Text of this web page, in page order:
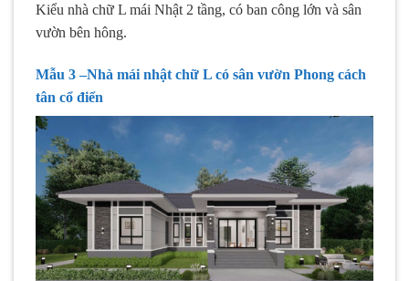
Kiểu nhà chữ L mái Nhật 2 tầng, có ban công lớn và sân
vườn bên hông.
Mẫu 3 –Nhà mái nhật chữ L có sân vườn Phong cách
tân cổ điển